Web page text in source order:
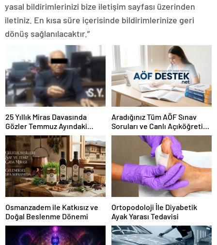
yasal bildirimlerinizi bize iletişim sayfası üzerinden
iletiniz. En kısa süre içerisinde bildirimlerinize geri
dönüş sağlanılacaktır.”
25 Yıllık Miras Davasında
Gözler Temmuz Ayındaki
Karar Duruşmasına Çevrildi
Aradığınız Tüm AÖF Sınav
Soruları ve Canlı Açıköğretim
Forumu Burada
Osmanzadem ile Katkısız ve
Doğal Beslenme Dönemi
Ortopodoloji İle Diyabetik
Ayak Yarası Tedavisi